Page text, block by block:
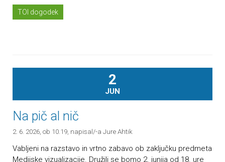
TOI dogodek
2
JUN
Na pič al nič
2. 6. 2026, ob 10.19 , napisal/-a Jure Ahtik
Vabljeni na razstavo in vrtno zabavo ob zaključku predmeta
Medijske vizualizacije. Družili se bomo 2. junija od 18. ure